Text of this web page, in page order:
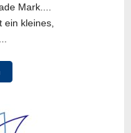
Mark....
ein kleines,